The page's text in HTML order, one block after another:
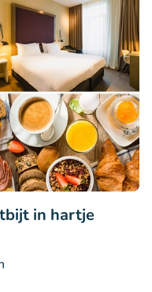
in hartje